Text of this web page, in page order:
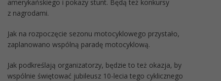
amerykańskiego i pokazy stunt. Będą też konkursy
z nagrodami.
Jak na rozpoczęcie sezonu motocyklowego przystało,
zaplanowano wspólną paradę motocyklową.
Jak podkreślają organizatorzy, będzie to też okazja, by
wspólnie świętować jubileusz 10-lecia tego cyklicznego